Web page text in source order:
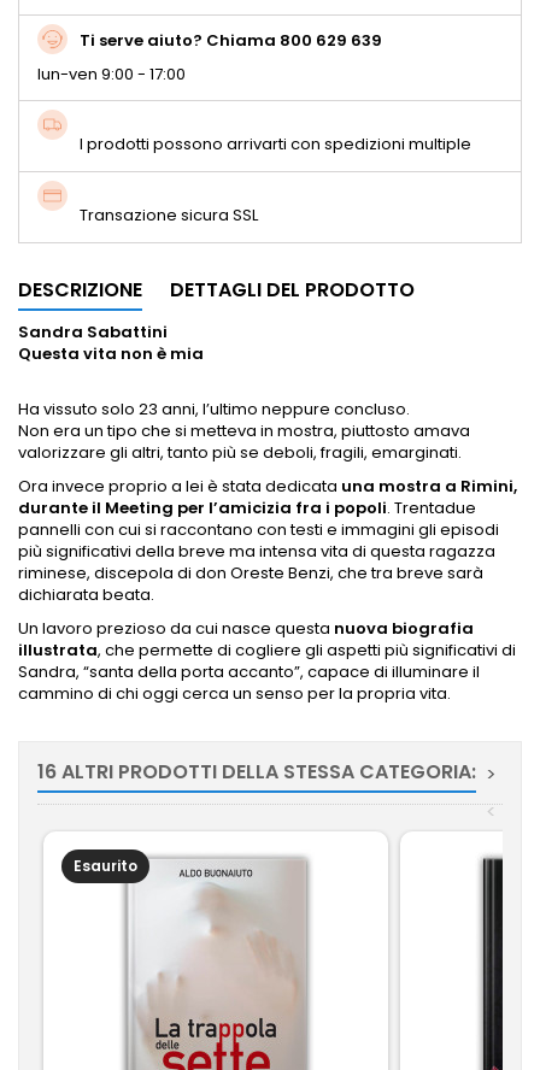
Ti serve aiuto? Chiama 800 629 639
lun-ven 9:00 - 17:00
I prodotti possono arrivarti con spedizioni multiple
Transazione sicura SSL
DESCRIZIONE DETTAGLI DEL PRODOTTO
Sandra Sabattini
Questa vita non è mia
Ha vissuto solo 23 anni, l’ultimo neppure concluso.
Non era un tipo che si metteva in mostra, piuttosto amava
valorizzare gli altri, tanto più se deboli, fragili, emarginati.
Ora invece proprio a lei è stata dedicata una mostra a Rimini,
durante il Meeting per l’amicizia fra i popoli. Trentadue
pannelli con cui si raccontano con testi e immagini gli episodi
più significativi della breve ma intensa vita di questa ragazza
riminese, discepola di don Oreste Benzi, che tra breve sarà
dichiarata beata.
Un lavoro prezioso da cui nasce questa nuova biografia
illustrata, che permette di cogliere gli aspetti più significativi di
Sandra, “santa della porta accanto”, capace di illuminare il
cammino di chi oggi cerca un senso per la propria vita.
16 ALTRI PRODOTTI DELLA STESSA CATEGORIA: >
<
Esaurito